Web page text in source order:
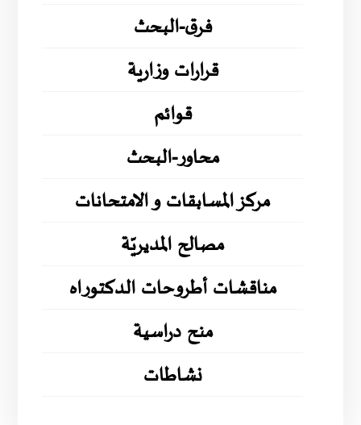
فرق-البحث
قرارات وزارية
قوائم
محاور-البحث
مركز المسابقات و الامتحانات
مصالح المديريّة
مناقشات أطروحات الدكتوراه
منح دراسية
نشاطات